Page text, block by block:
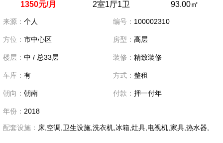
1350元/月 2室1厅1卫 93.00㎡
来源： 个人 编号： 100002310
方位： 市中心区 房型： 高层
楼层： 中 / 总33层 装修： 精致装修
车库： 有 方式： 整租
朝向： 朝南 付款： 押一付年
年份： 2018
配套设施： 床,空调,卫生设施,洗衣机,冰箱,灶具,电视机,家具,热水器,